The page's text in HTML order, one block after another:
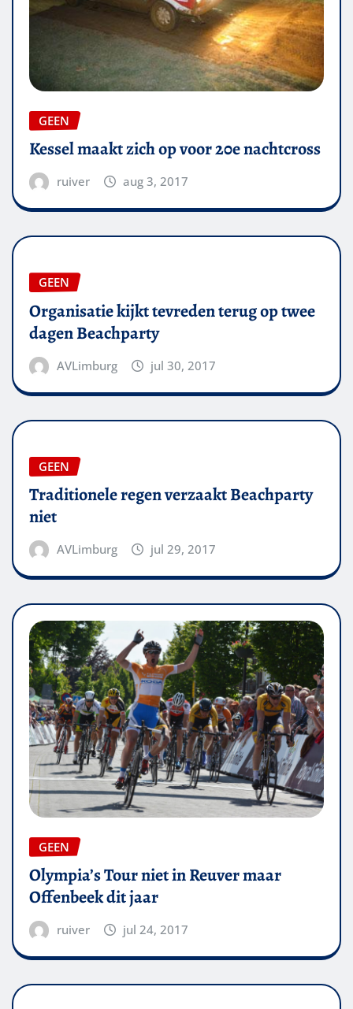
GEEN
Kessel maakt zich op voor 20e nachtcross
ruiver aug 3, 2017
GEEN
Organisatie kijkt tevreden terug op twee
dagen Beachparty
AVLimburg jul 30, 2017
GEEN
Traditionele regen verzaakt Beachparty
niet
AVLimburg jul 29, 2017
GEEN
Olympia’s Tour niet in Reuver maar
Offenbeek dit jaar
ruiver jul 24, 2017